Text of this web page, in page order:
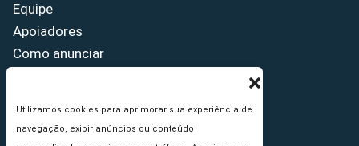
Utilizamos cookies para aprimorar sua experiência de
navegação, exibir anúncios ou conteúdo
Equipe
Apoiadores
Como anunciar